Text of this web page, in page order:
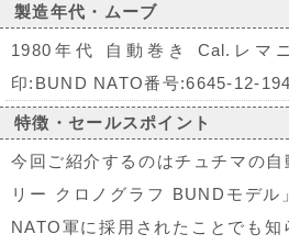
製造年代・ムーブ
1980年代 自動巻き Cal.レマ
印:BUND NATO番号:6645-12-
特徴・セールスポイント
今回ご紹介するのはチュチマの自
リー クロノグラフ BUNDモデル
NATO軍に採用されたことでも知